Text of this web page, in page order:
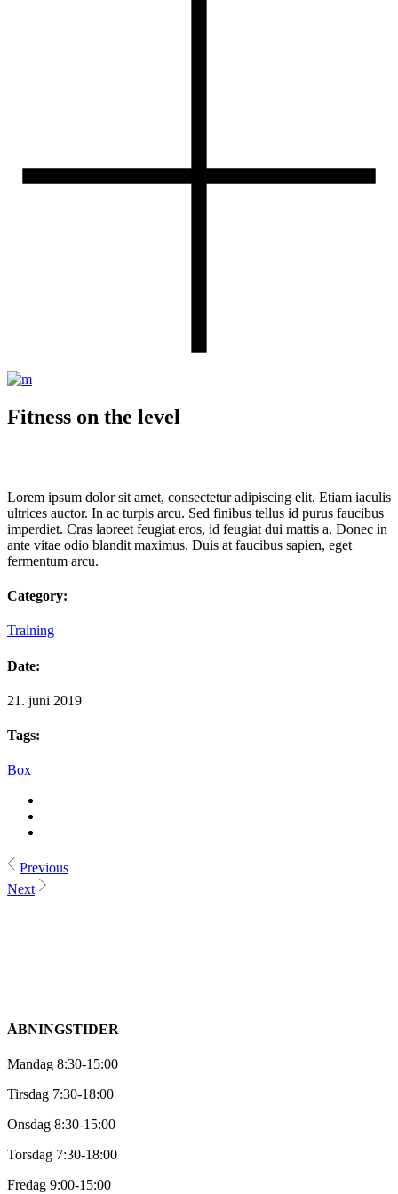
Fitness on the level
Lorem ipsum dolor sit amet, consectetur adipiscing elit. Etiam iaculis
ultrices auctor. In ac turpis arcu. Sed finibus tellus id purus faucibus
imperdiet. Cras laoreet feugiat eros, id feugiat dui mattis a. Donec in
ante vitae odio blandit maximus. Duis at faucibus sapien, eget
fermentum arcu.
Category:
Training
Date:
21. juni 2019
Tags:
Box
Previous
Next
ÅBNINGSTIDER
Mandag 8:30-15:00
Tirsdag 7:30-18:00
Onsdag 8:30-15:00
Torsdag 7:30-18:00
Fredag 9:00-15:00